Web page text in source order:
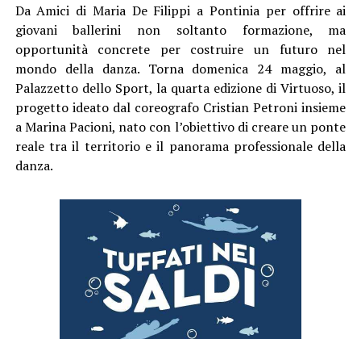
DaAmici di Maria De Filippi a Pontinia per offrire ai
giovani ballerini non soltanto formazione, ma
opportunità concrete per costruire un futuro nel
mondo della danza. Torna domenica 24 maggio, al
Palazzetto dello Sport, la quarta edizione di Virtuoso, il
progetto ideato dal coreografo Cristian Petroni insieme
a Marina Pacioni, nato con l’obiettivo di creare un ponte
reale tra il territorio e il panorama professionale della
danza.